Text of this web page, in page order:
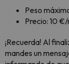
Peso
Precio: 10
¡Recuerda! Al
mandes un